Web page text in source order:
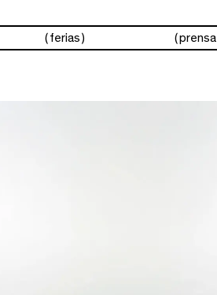
ferias prensa